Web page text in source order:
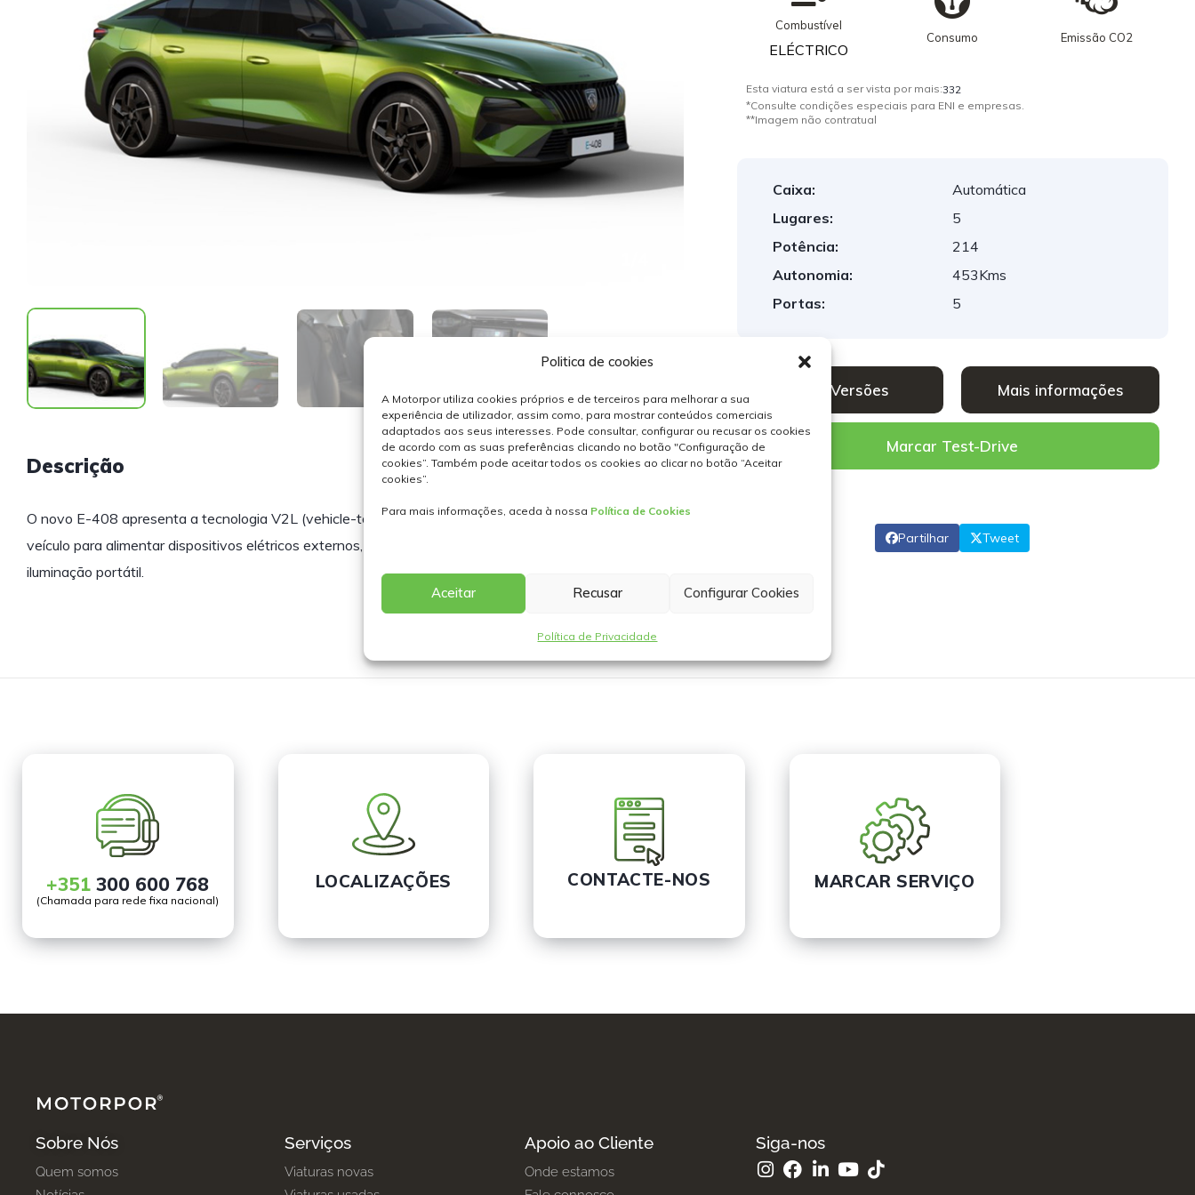
Politica de cookies
A Motorpor utiliza cookies próprios e de terceiros para melhorar a sua
experiência de utilizador, assim como, para mostrar conteúdos comerciais
adaptados aos seus interesses. Pode consultar, configurar ou recusar os cookies
de acordo com as suas preferências clicando no botão "Configuração de
cookies”. Também pode aceitar todos os cookies ao clicar no botão “Aceitar
cookies”.
Para mais informações, aceda à nossa Política de Cookies
Aceitar Recusar Configurar Cookies
Política de Privacidade
Descrição
O novo E-408 apresenta a tecnologia V2L (vehicle-to-load), que utiliza a bateria de alta tensão do
veículo para alimentar dispositivos elétricos externos, desde carregar uma bicicleta elétrica até acender
iluminação portátil.
Combustível
ELÉCTRICO
Consumo Emissão CO2
Esta viatura está a ser vista por mais:332
*Consulte condições especiais para ENI e empresas.
**Imagem não contratual
Caixa:
Automática
Lugares:
5
Potência:
214
Autonomia:
453Kms
Portas:
5
Ver Versões Mais informações
Marcar Test-Drive
Partilhar Tweet
+351 300 600 768
(Chamada para rede fixa nacional)
LOCALIZAÇÕES CONTACTE-NOS MARCAR SERVIÇO
Sobre Nós
Quem somos
Serviços
Viaturas novas
Apoio ao Cliente
Onde estamos
Siga-nos